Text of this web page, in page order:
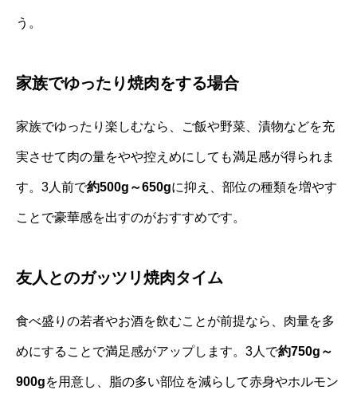
う。
家族でゆったり焼肉をする場合
家族でゆったり楽しむなら、ご飯や野菜、漬物などを充
実させて肉の量をやや控えめにしても満足感が得られま
す。3人前で約500g～650gに抑え、部位の種類を増やす
ことで豪華感を出すのがおすすめです。
友人とのガッツリ焼肉タイム
食べ盛りの若者やお酒を飲むことが前提なら、肉量を多
めにすることで満足感がアップします。3人で約750g～
900gを用意し、脂の多い部位を減らして赤身やホルモン